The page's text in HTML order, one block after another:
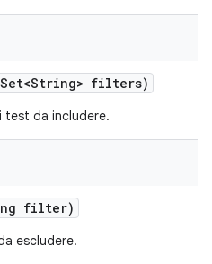
filters)
test da includere.
filter)
escludere.